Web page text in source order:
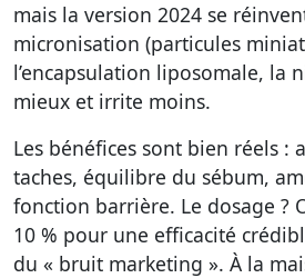
mais la version 2024 se
micronisation (particules
l’encapsulation liposomale, la
mieux et irrite moins.
Les bénéfices sont bien réels :
taches, équilibre du sébum,
fonction barrière. Le dosage ?
10 % pour une efficacité
du « bruit marketing ». À la